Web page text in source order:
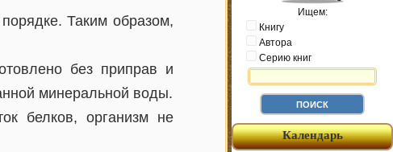
Таким образом,
без приправ и
минеральной воды.
белков, организм не
Ищем:
Книгу
Автора
Серию книг
Календарь